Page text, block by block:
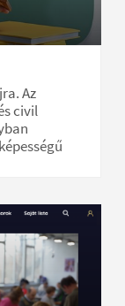
Az
civil